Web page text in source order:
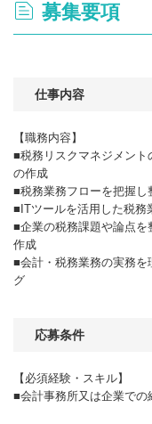
募集要項
仕事内容
【職務内容】
■税務リスクマネジメント
の作成
■税務業務フローを把握
■ITツールを活用した税務
■企業の税務課題や論点
作成
■会計・税務業務の実務を
グ
応募条件
【必須経験・スキル】
■会計事務所又は企業での